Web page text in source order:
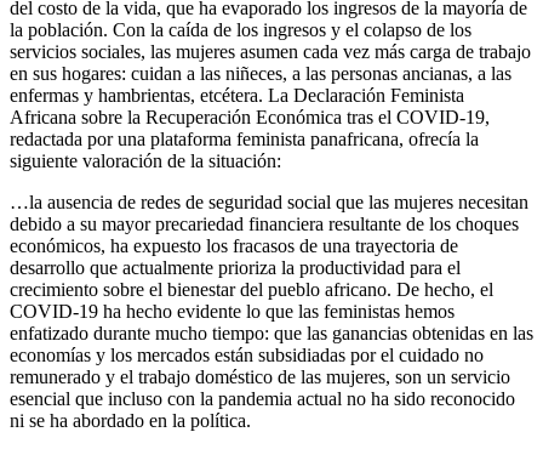
del costo de la vida, que ha evaporado los ingresos de la mayoría de
la población. Con la caída de los ingresos y el colapso de los
servicios sociales, las mujeres asumen cada vez más carga de trabajo
en sus hogares: cuidan a las niñeces, a las personas ancianas, a las
enfermas y hambrientas, etcétera. La Declaración Feminista
Africana sobre la Recuperación Económica tras el COVID-19,
redactada por una plataforma feminista panafricana, ofrecía la
siguiente valoración de la situación:
…la ausencia de redes de seguridad social que las mujeres necesitan
debido a su mayor precariedad financiera resultante de los choques
económicos, ha expuesto los fracasos de una trayectoria de
desarrollo que actualmente prioriza la productividad para el
crecimiento sobre el bienestar del pueblo africano. De hecho, el
COVID-19 ha hecho evidente lo que las feministas hemos
enfatizado durante mucho tiempo: que las ganancias obtenidas en las
economías y los mercados están subsidiadas por el cuidado no
remunerado y el trabajo doméstico de las mujeres, son un servicio
esencial que incluso con la pandemia actual no ha sido reconocido
ni se ha abordado en la política.